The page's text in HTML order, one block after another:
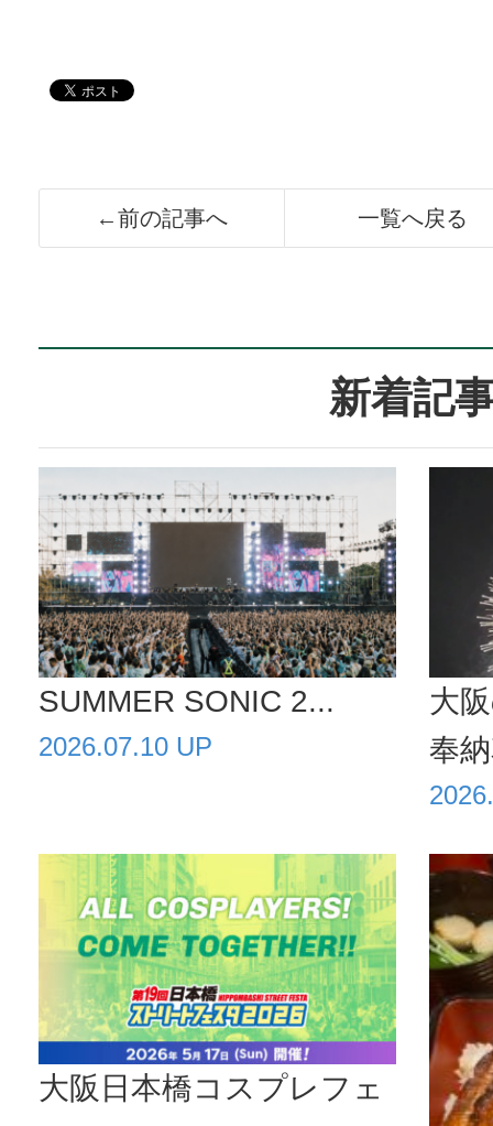
←前の記事へ 一覧へ戻る
新着記
SUMMER SONIC 2...
2026.07.10 UP
大
奉
大阪日本橋コスプレフェ